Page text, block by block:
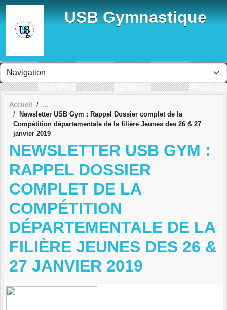
USB Gymnastique
Accueil
Newsletter USB Gym : Rappel Dossier complet de la
Compétition départementale de la filière Jeunes des 26 & 27
janvier 2019
NEWSLETTER USB GYM :
RAPPEL DOSSIER
COMPLET DE LA
COMPÉTITION
DÉPARTEMENTALE DE LA
FILIÈRE JEUNES DES 26 &
27 JANVIER 2019
Panneau de gestion des cookies